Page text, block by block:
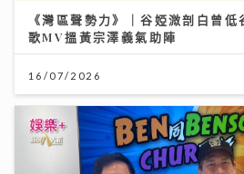
《灣區聲勢力》｜谷婭溦剖白曾
歌MV搵黃宗澤義氣助陣
16/07/2026